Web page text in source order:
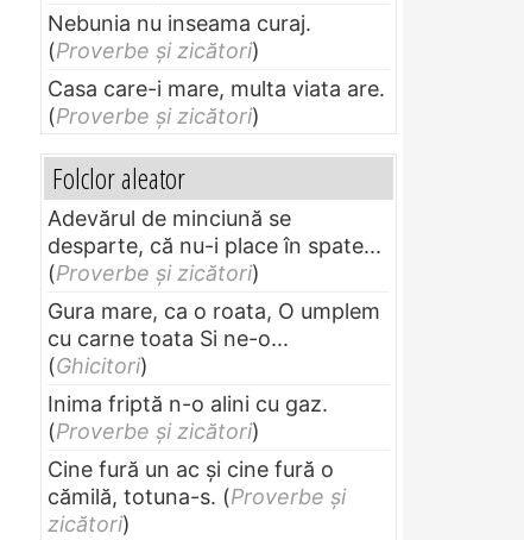
Nebunia nu inseama curaj.
(Proverbe și zicători)
Casa care-i mare, multa viata are.
(Proverbe și zicători)
Folclor aleator
Adevărul de minciună se
desparte, că nu-i place în spate...
(Proverbe și zicători)
Gura mare, ca o roata, O umplem
cu carne toata Si ne-o...
(Ghicitori)
Inima friptă n-o alini cu gaz.
(Proverbe și zicători)
Cine fură un ac şi cine fură o
cămilă, totuna-s. (Proverbe și
zicători)